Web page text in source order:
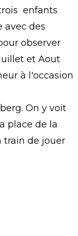
enfants
avec des
observer
et Aout
à l'occasion
On y voit
place de la
train de jouer